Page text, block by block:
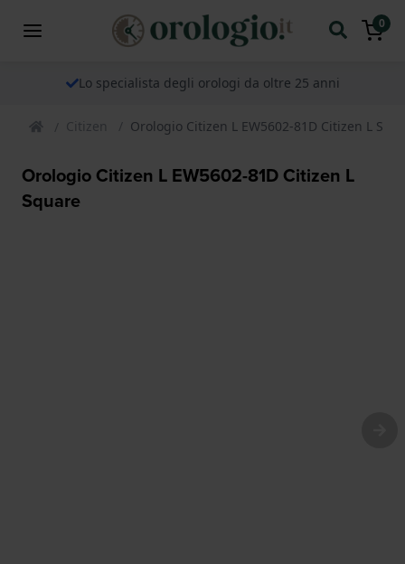
0
Lo specialista degli orologi da oltre 25 anni
Citizen Orologio Citizen L EW5602-81D Citizen L
Orologio Citizen L EW5602-81D Citizen L
Square